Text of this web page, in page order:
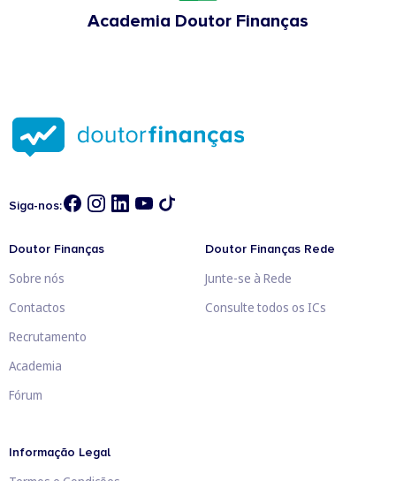
Academia Doutor Finanças
Siga-nos:
Doutor Finanças
Sobre nós
Contactos
Recrutamento
Academia
Fórum
Doutor Finanças Rede
Junte-se à Rede
Consulte todos os ICs
Informação Legal